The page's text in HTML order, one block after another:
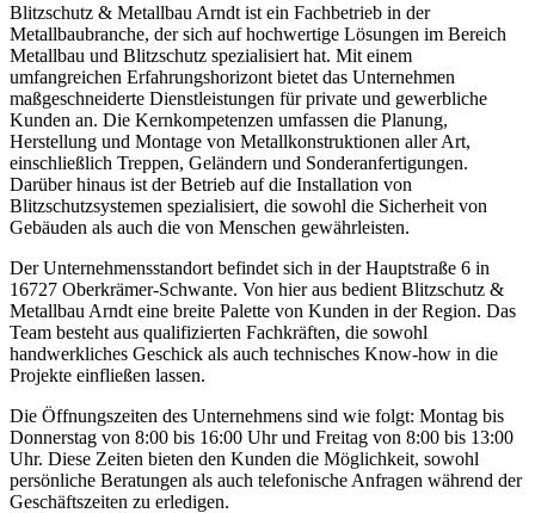
Blitzschutz & Metallbau Arndt ist ein Fachbetrieb in der
Metallbaubranche, der sich auf hochwertige Lösungen im Bereich
Metallbau und Blitzschutz spezialisiert hat. Mit einem
umfangreichen Erfahrungshorizont bietet das Unternehmen
maßgeschneiderte Dienstleistungen für private und gewerbliche
Kunden an. Die Kernkompetenzen umfassen die Planung,
Herstellung und Montage von Metallkonstruktionen aller Art,
einschließlich Treppen, Geländern und Sonderanfertigungen.
Darüber hinaus ist der Betrieb auf die Installation von
Blitzschutzsystemen spezialisiert, die sowohl die Sicherheit von
Gebäuden als auch die von Menschen gewährleisten.
Der Unternehmensstandort befindet sich in der Hauptstraße 6 in
16727 Oberkrämer-Schwante. Von hier aus bedient Blitzschutz &
Metallbau Arndt eine breite Palette von Kunden in der Region. Das
Team besteht aus qualifizierten Fachkräften, die sowohl
handwerkliches Geschick als auch technisches Know-how in die
Projekte einfließen lassen.
Die Öffnungszeiten des Unternehmens sind wie folgt: Montag bis
Donnerstag von 8:00 bis 16:00 Uhr und Freitag von 8:00 bis 13:00
Uhr. Diese Zeiten bieten den Kunden die Möglichkeit, sowohl
persönliche Beratungen als auch telefonische Anfragen während der
Geschäftszeiten zu erledigen.